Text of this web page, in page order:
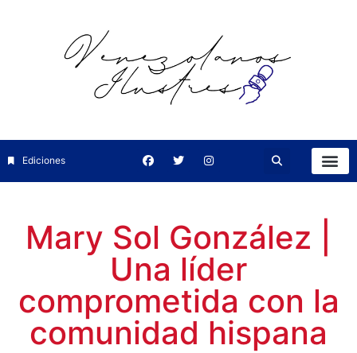
Ediciones
Mary Sol González |
Una líder
comprometida con la
comunidad hispana